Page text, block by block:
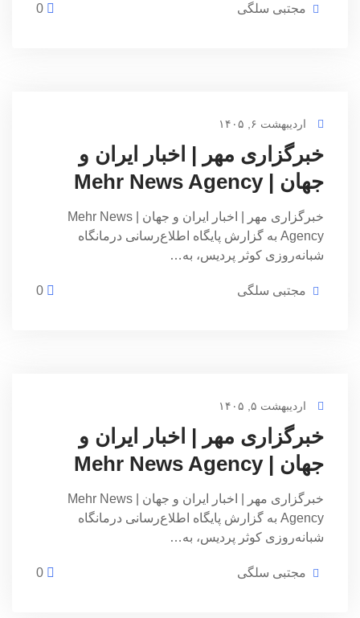
مجتبی سلگی
اردیبهشت ۶, ۱۴۰۵
خبرگزاری مهر | اخبار ایران و
جهان | Mehr News Agency
خبرگزاری مهر | اخبار ایران و جهان | Mehr News
Agency به گزارش پایگاه اطلاع‌رسانی درمانگاه
شبانه‌روزی کوثر پردیس، به…
مجتبی سلگی
اردیبهشت ۵, ۱۴۰۵
خبرگزاری مهر | اخبار ایران و
جهان | Mehr News Agency
خبرگزاری مهر | اخبار ایران و جهان | Mehr News
Agency به گزارش پایگاه اطلاع‌رسانی درمانگاه
شبانه‌روزی کوثر پردیس، به…
مجتبی سلگی